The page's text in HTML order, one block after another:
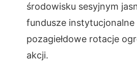
środowisku sesyjnym
fundusze instytucjonalne
pozagiełdowe rotacje
akcji.